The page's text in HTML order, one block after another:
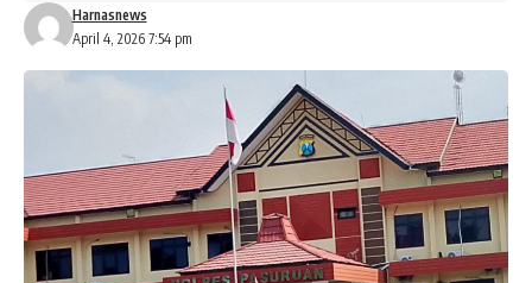
April 4, 2026 7:54 pm
Harnasnews